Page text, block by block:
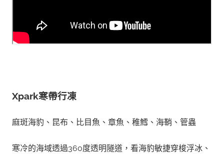
Xpark寒帶行凍
麻斑海豹、昆布、比目魚、章魚、稚鱈、海鞘、管蟲
寒冷的海域透過360度透明隧道，看海豹敏捷穿梭浮冰、